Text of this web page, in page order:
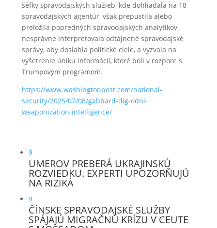
šéfky spravodajských služieb, kde dohliadala na 18
spravodajských agentúr, však prepustila alebo
preložila popredných spravodajských analytikov,
nesprávne interpretovala odtajnené spravodajské
správy, aby dosiahla politické ciele, a vyzvala na
vyšetrenie úniku informácií, ktoré boli v rozpore s
Trumpovým programom.
https://www.washingtonpost.com/national-
security/2025/07/08/gabbard-dig-odni-
weaponization-intelligence/
9
UMEROV PREBERÁ UKRAJINSKÚ
ROZVIEDKU. EXPERTI UPOZORŇUJÚ
NA RIZIKÁ
9
ČÍNSKE SPRAVODAJSKÉ SLUŽBY
SPÁJAJÚ MIGRAČNÚ KRÍZU V CEUTE